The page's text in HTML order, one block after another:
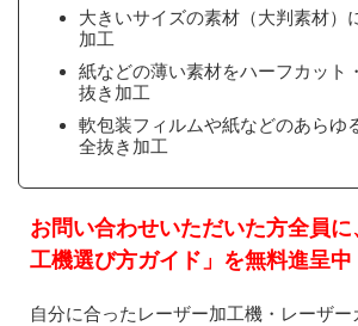
大きいサイズの素材（大判素材）
加工
紙などの薄い素材をハーフカット
抜き加工
軟包装フィルムや紙などのあらゆ
全抜き加工
お問い合わせいただいた方全員
工機選び方ガイド」を無料進呈中
自分に合ったレーザー加工機・レーザ